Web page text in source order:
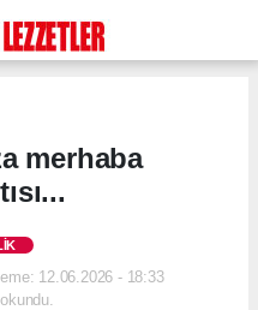
merhaba
12.06.2026 - 18:33